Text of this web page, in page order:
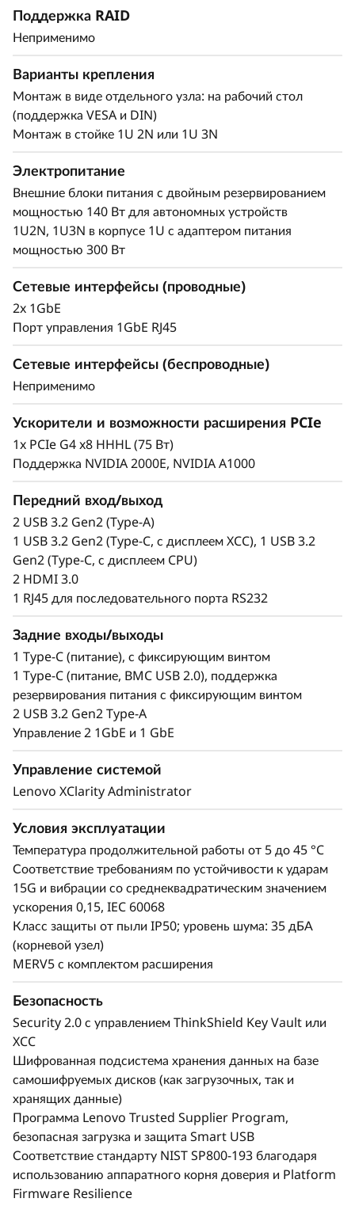
производительность и
функциональность
В ThinkEdge SE100 сочетаются возможности
процессоров Intel
технологии комбинируют в себе возможности
энергопотребление и мощную обработку
данных для соответствия высоким
требованиям периферийных вычислений.
Надежность, защита, обмен
данными
Пользователям системы периферийных
вычислений нужен постоянный доступ к
информации для принятия взвешенных
решений, но это может быть сложной задачей.
ThinkEdge SE100 решает эту проблемы,
предлагая опциональные скорости проводного
подключения 1G, 10G. Этот компактный и
надежный сервер создан для работы с
широким спектром рабочих нагрузок
периферийных вычислений. Его можно
удаленно установить, активировать, управлять
им и даже заблокировать в случае
несанкционированного доступа с помощью
сопутствующего пользовательского
приложения.
Поддержка RAID
Неприменимо
Варианты крепления
Монтаж в виде отдельного узла: на рабочий стол
(поддержка VESA и DIN)
Монтаж в стойке 1U 2N или 1U 3N
Электропитание
Внешние блоки питания с двойным резервированием
мощностью 140 Вт для автономных устройств
1U2N, 1U3N в корпусе 1U с адаптером питания
мощностью 300 Вт
Сетевые интерфейсы (проводные)
2x 1GbE
Порт управления 1GbE RJ45
Сетевые интерфейсы (беспроводные)
Неприменимо
Ускорители и возможности расширения PCIe
1x PCIe G4 x8 HHHL (75 Вт)
Поддержка NVIDIA 2000E, NVIDIA A1000
Передний вход/выход
2 USB 3.2 Gen2 (Type-A)
1 USB 3.2 Gen2 (Type-C, с дисплеем XCC), 1 USB 3.2
Gen2 (Type-C, с дисплеем CPU)
2 HDMI 3.0
1 RJ45 для последовательного порта RS232
Задние входы/выходы
1 Type-C (питание), с фиксирующим винтом
1 Type-C (питание, BMC USB 2.0), поддержка
резервирования питания с фиксирующим винтом
2 USB 3.2 Gen2 Type-A
Управление 2 1GbE и 1 GbE
Управление системой
Lenovo XClarity Administrator
Условия эксплуатации
Температура продолжительной работы от 5 до 45 °C
Соответствие требованиям по устойчивости к ударам
15G и вибрации со среднеквадратическим значением
ускорения 0,15, IEC 60068
Класс защиты от пыли IP50; уровень шума: 35 дБА
(корневой узел)
MERV5 с комплектом расширения
Безопасность
Security 2.0 с управлением ThinkShield Key Vault или
XCC
Шифрованная подсистема хранения данных на базе
самошифруемых дисков (как загрузочных, так и
хранящих данные)
Программа Lenovo Trusted Supplier Program,
безопасная загрузка и защита Smart USB
Соответствие стандарту NIST SP800-193 благодаря
использованию аппаратного корня доверия и Platform
Firmware Resilience